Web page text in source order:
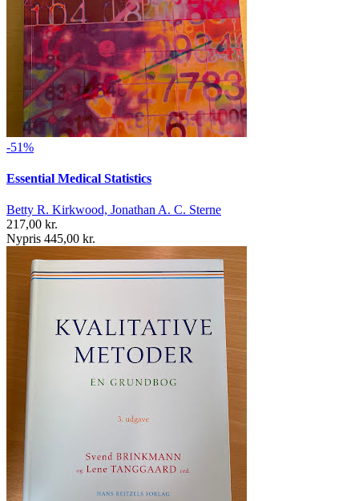
-51%
Essential Medical Statistics
Betty R. Kirkwood, Jonathan A. C. Sterne
217,00 kr.
Nypris 445,00 kr.